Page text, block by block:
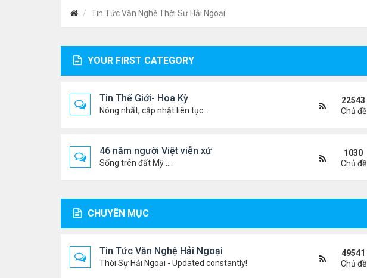
Tin Tức Văn Nghệ Thời Sự Hải Ngoại
YOUR FIRST CATEGORY
Tin Thế Giới- Hoa Kỳ
Nóng nhất, cập nhật liên tục...
22543
Chủ đề
46 năm người Việt viễn xứ
Sống trên đất Mỹ ....
1030
Chủ đề
CHUYÊN MỤC
Tin Tức Văn Nghệ Hải Ngoại
Thời Sự Hải Ngoại - Updated constantly!
49541
Chủ đề